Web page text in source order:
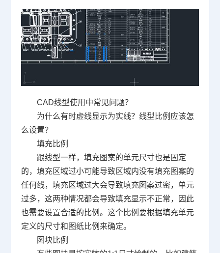
CAD线型使用中常见问题？
为什么有时虚线显示为实线？线型比例应该怎
么设置？
填充比例
跟线型一样，填充图案的单元尺寸也是固定
的，填充区域过小可能导致区域内没有填充图案的
任何线，填充区域过大会导致填充图案过密，单元
过多，这两种情况都会导致填充显示不正常，因此
也需要设置合适的比例。这个比例要根据填充单元
定义的尺寸和图纸比例来确定。
图块比例